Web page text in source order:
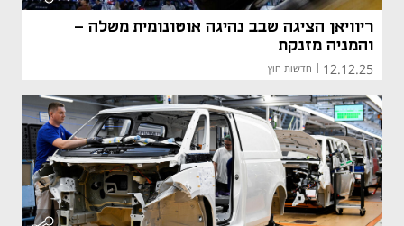
ריוויאן הציגה שבב נהיגה אוטונומית משלה -
והמניה מזנקת
12.12.25 חדשות חוץ